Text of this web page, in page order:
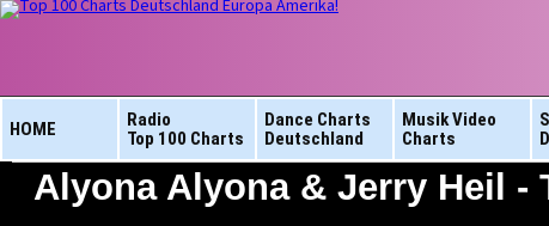
HOME
Radio
Top 100 Charts
Dance Charts
Deutschland
Musik Video
Charts
Alyona Alyona & Jerry Heil -